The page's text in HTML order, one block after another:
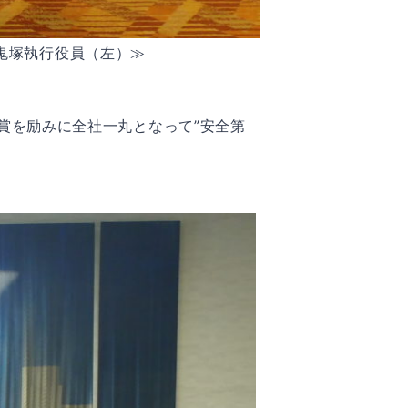
塚執行役員（左）≫
を励みに全社一丸となって”安全第